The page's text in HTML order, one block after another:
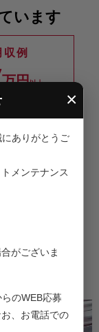
います
収例
万円以上
光熱費
料
規定あり
集要項をご覧ください
×
ありがとうご
メンテナンス
がございま
のWEB応募
、お電話での